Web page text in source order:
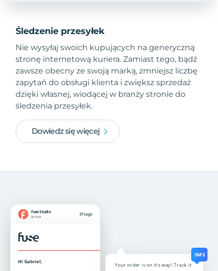
Śledzenie przesyłek
Nie wysyłaj swoich kupujących na generyczną
stronę internetową kuriera. Zamiast tego, bądź
zawsze obecny ze swoją marką, zmniejsz liczbę
zapytań do obsługi klienta i zwiększ sprzedaż
dzięki własnej, wiodącej w branży stronie do
śledzenia przesyłek.
Dowiedz się więcej